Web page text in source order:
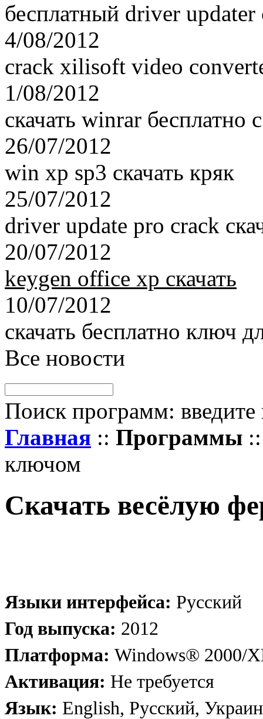
бесплатный driver updater
4/08/2012
crack xilisoft video
1/08/2012
скачать winrar бесплатно
26/07/2012
win xp sp3 скачать кряк
25/07/2012
driver update pro crack
20/07/2012
keygen office xp скачать
10/07/2012
скачать бесплатно ключ
Все новости
Поиск программ: введите
Главная :: Программы
ключом
Скачать весёлую
Языки интерфейса: Русский
Год выпуска: 2012
Платформа: Windows® 2000/
Активация: Не требуется
Язык: English, Русский,